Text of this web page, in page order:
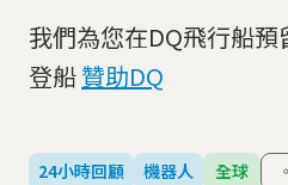
我們為您在DQ飛行船
登船贊助DQ
24小時回顧 機器人 全球